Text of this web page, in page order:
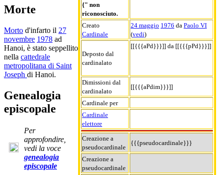
{" non
riconosciuto.
Creato
Cardinale
24 maggio 1976 da Paolo VI
(vedi)
Deposto dal
cardinalato
[[{{{aPd}}}]] da [[{{{pPd}}}]]
Dimissioni dal
cardinalato
[[{{{aPdim}}}]]
Cardinale per
Cardinale
elettore
Creazione a
pseudocardinale
{{{pseudocardinale}}}
Creazione a
pseudocardinale
Morte
Morto d'infarto il 27
novembre 1978 ad
Hanoi, è stato seppellito
nella cattedrale
metropolitana di Saint
Joseph di Hanoi.
Genealogia
episcopale
Per
approfondire,
vedi la voce
genealogia
episcopale